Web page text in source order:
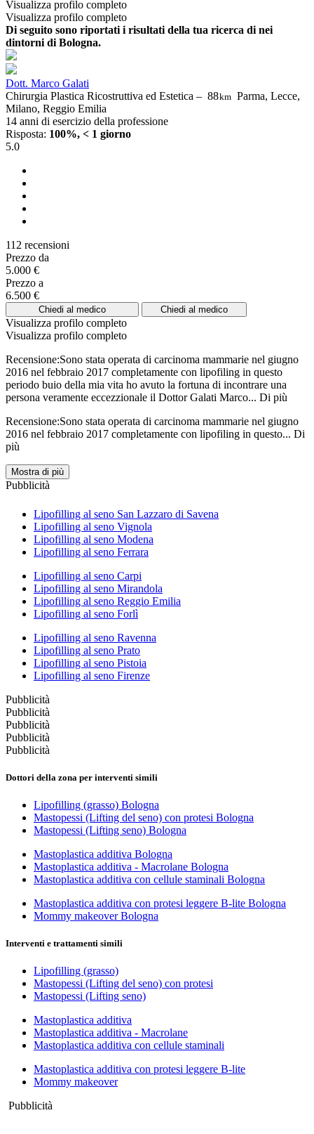
Visualizza profilo completo
Visualizza profilo completo
Di seguito sono riportati i risultati della tua ricerca di nei
dintorni di Bologna.
Dott. Marco Galati
Chirurgia Plastica Ricostruttiva ed Estetica – 88km Parma, Lecce,
Milano, Reggio Emilia
14 anni di esercizio della professione
Risposta: 100%, < 1 giorno
5.0
112 recensioni
Prezzo da
5.000 €
Prezzo a
6.500 €
Chiedi al medico Chiedi al medico
Visualizza profilo completo
Visualizza profilo completo
Recensione:Sono stata operata di carcinoma mammarie nel giugno
2016 nel febbraio 2017 completamente con lipofiling in questo
periodo buio della mia vita ho avuto la fortuna di incontrare una
persona veramente eccezzionale il Dottor Galati Marco... Di più
Recensione:Sono stata operata di carcinoma mammarie nel giugno
2016 nel febbraio 2017 completamente con lipofiling in questo... Di
più
Mostra di più
Pubblicità
Lipofilling al seno San Lazzaro di Savena
Lipofilling al seno Vignola
Lipofilling al seno Modena
Lipofilling al seno Ferrara
Lipofilling al seno Carpi
Lipofilling al seno Mirandola
Lipofilling al seno Reggio Emilia
Lipofilling al seno Forlì
Lipofilling al seno Ravenna
Lipofilling al seno Prato
Lipofilling al seno Pistoia
Lipofilling al seno Firenze
Pubblicità
Pubblicità
Pubblicità
Pubblicità
Pubblicità
Dottori della zona per interventi simili
Lipofilling (grasso) Bologna
Mastopessi (Lifting del seno) con protesi Bologna
Mastopessi (Lifting seno) Bologna
Mastoplastica additiva Bologna
Mastoplastica additiva - Macrolane Bologna
Mastoplastica additiva con cellule staminali Bologna
Mastoplastica additiva con protesi leggere B-lite Bologna
Mommy makeover Bologna
Interventi e trattamenti simili
Lipofilling (grasso)
Mastopessi (Lifting del seno) con protesi
Mastopessi (Lifting seno)
Mastoplastica additiva
Mastoplastica additiva - Macrolane
Mastoplastica additiva con cellule staminali
Mastoplastica additiva con protesi leggere B-lite
Mommy makeover
Pubblicità